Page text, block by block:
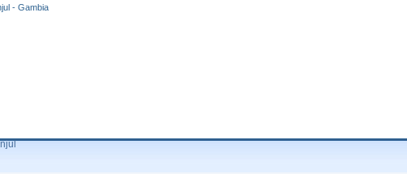
- Gambia